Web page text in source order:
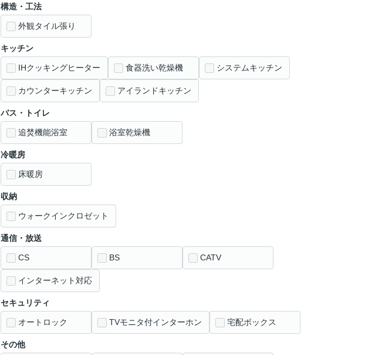
構造・工法
外観タイル張り
キッチン
IHクッキングヒーター 食器洗い乾燥機 システムキッチン
カウンターキッチン アイランドキッチン
バス・トイレ
追焚機能浴室 浴室乾燥機
冷暖房
床暖房
収納
ウォークインクロゼット
通信・放送
CS BS CATV
インターネット対応
セキュリティ
オートロック TVモニタ付インターホン 宅配ボックス
その他